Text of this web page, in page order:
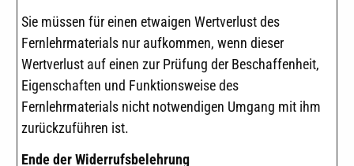
Sie müssen für einen etwaigen Wertverlust des
Fernlehrmaterials nur aufkommen, wenn dieser
Wertverlust auf einen zur Prüfung der Beschaffenheit,
Eigenschaften und Funktionsweise des
Fernlehrmaterials nicht notwendigen Umgang mit ihm
zurückzuführen ist.
Ende der Widerrufsbelehrung